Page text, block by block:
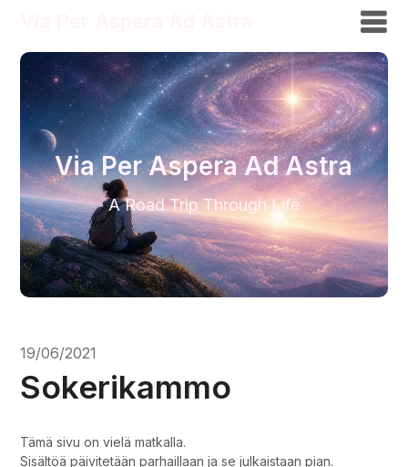
Via Per Aspera Ad Astra
A Road Trip Through Life
19/06/2021
Sokerikammo
Tämä sivu on vielä matkalla.
Sisältöä päivitetään parhaillaan ja se julkaistaan pian.